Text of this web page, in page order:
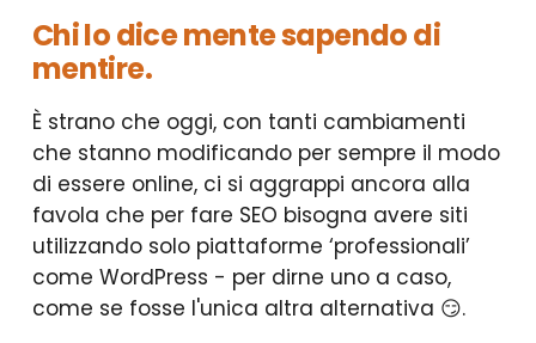
Chi lo dice mente sapendo di
mentire.
È strano che oggi, con tanti cambiamenti
che stanno modificando per sempre il modo
di essere online, ci si aggrappi ancora alla
favola che per fare SEO bisogna avere siti
utilizzando solo piattaforme ‘professionali’
come WordPress - per dirne uno a caso,
come se fosse l'unica altra alternativa 😏.